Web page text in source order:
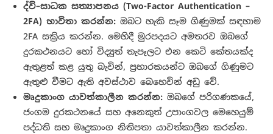
ද්වි–සාධක සත්යාපනය(Two-Factor Authentication –
2FA) භාවිතා කරන්න:ඔබට හැකි සෑම ගිණුමක් සඳහාම
2FA සක්‍රිය කරන්න. මෙහිදී මුරපදයට අමතරව ඔබගේ
දුරකථනයට හෝ විද්‍යුත් තැපෑලට එන කෙටි කේතයක්ද
ඇතුළත් කළ යුතු බැවින්, ප්‍රහාරකයන්ට ඔබගේ ගිණුමට
ඇතුළු වීමට ඇති අවස්ථාව බෙහෙවින් අඩු වේ.
මෘදුකාංග යාවත්කාලීන කරන්න:ඔබගේ පරිගණකයේ,
ජංගම දුරකථනයේ සහ අනෙකුත් උපාංගවල මෙහෙයුම්
පද්ධති සහ මෘදුකාංග නිතිපතා යාවත්කාලීන කරන්න.